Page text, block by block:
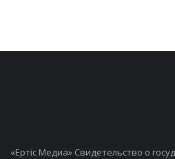
«Ертiс Медиа» Свидетельство о